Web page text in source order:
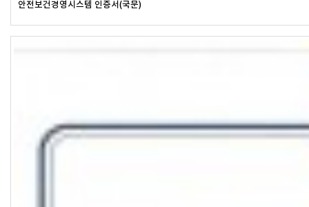
안전보건경영시스템 인증서(국문)